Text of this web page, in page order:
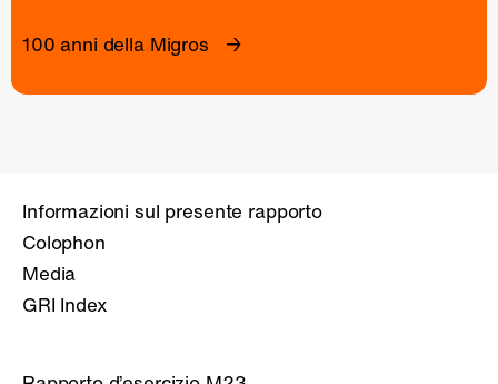
100 anni della Migros
Informazioni sul presente rapporto
Colophon
Media
GRI Index